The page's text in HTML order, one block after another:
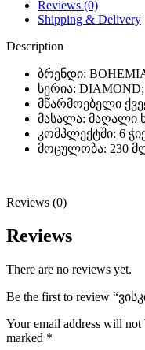
Reviews (0)
Shipping & Delivery
Description
ბრენდი:
სერია: DIAMOND;
მწარმოებელი
მასალა: მაღალი
კომპლექტში: 6
მოცულობა: 230
Reviews (0)
Reviews
There are no reviews yet.
Be the first to review
Your email address will not
marked *